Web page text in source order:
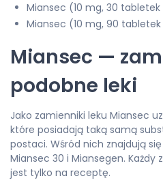
Miansec (10 mg, 30 tabletek
Miansec (10 mg, 90
Miansec —
podobne leki
Jako zamienniki leku Miansec
które posiadają taką samą
postaci. Wśród nich znajdują się
Miansec 30 i Miansegen.
jest tylko na receptę.